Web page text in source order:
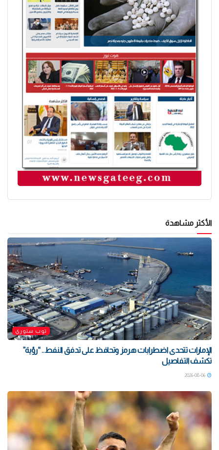
الأكثر مشاهدة
توب ستوري
الإمارات تتحدى اضطرابات هرمز وتحافظ على تدفق النفط.. “رؤية”
تكشف التفاصيل